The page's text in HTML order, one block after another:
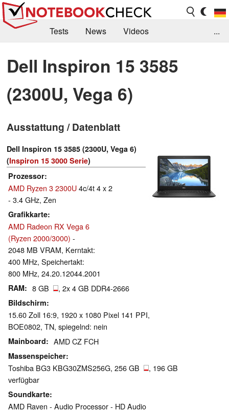
Tests News
Videos
Kaufberatung
Deals Suche
Jobs
Forum
...
Dell Inspiron 15 3585
(2300U, Vega 6)
Ausstattung / Datenblatt
Dell Inspiron 15 3585 (2300U, Vega 6)
(Inspiron 15 3000 Serie)
Prozessor
AMD Ryzen 3 2300U4c/4t 4 x 2
- 3.4 GHz, Zen
Grafikkarte
AMD Radeon RX Vega 6
(Ryzen 2000/3000) -
2048 MB VRAM, Kerntakt:
400 MHz, Speichertakt:
800 MHz, 24.20.12044.2001
RAM 8 GB , 2x 4 GB DDR4-2666
Bildschirm
15.60 Zoll 16:9, 1920 x 1080 Pixel 141 PPI,
BOE0802, TN, spiegelnd: nein
Mainboard AMD CZ FCH
Massenspeicher
Toshiba BG3 KBG30ZMS256G, 256 GB
, 196 GB
verfügbar
Soundkarte
AMD Raven - Audio Processor - HD Audio